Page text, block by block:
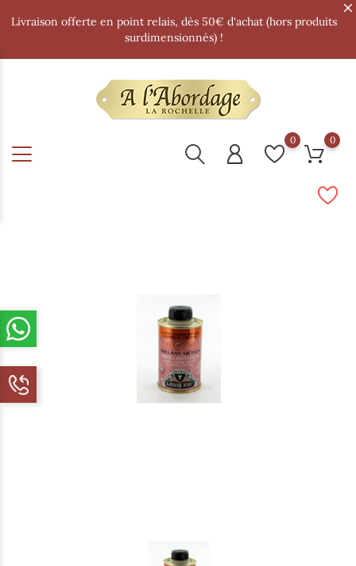
Livraison offerte en point relais, dès 50€ d'achat (hors produits
surdimensionnés) !
0 0